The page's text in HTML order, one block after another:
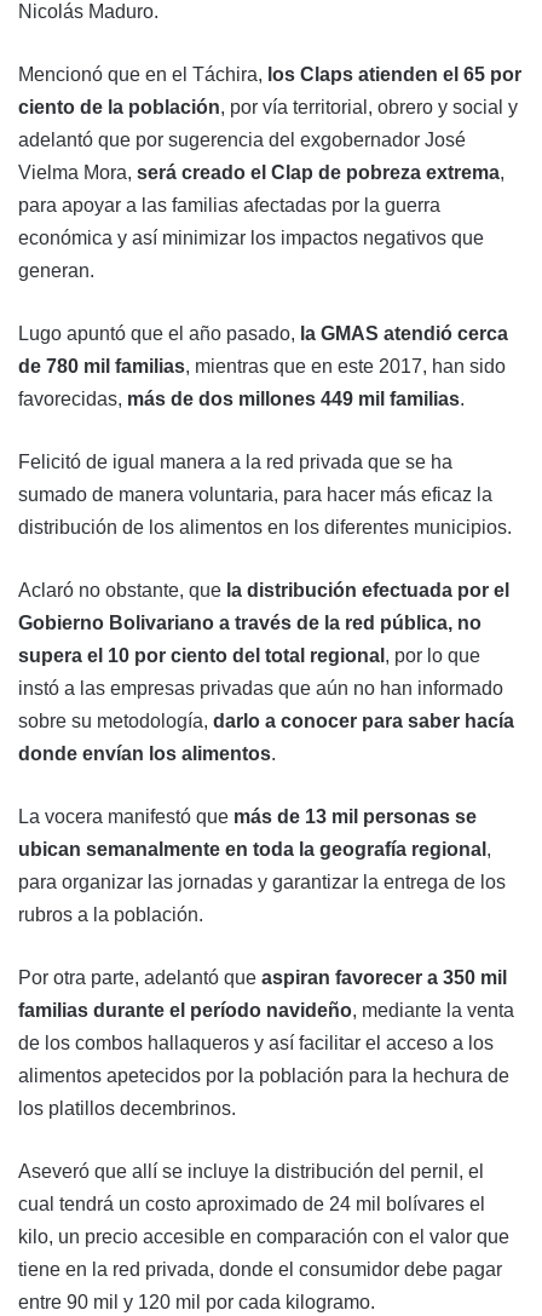
Nicolás Maduro.
Mencionó que en el Táchira, los Claps atienden el 65 por
ciento de la población, por vía territorial, obrero y social y
adelantó que por sugerencia del exgobernador José
Vielma Mora, será creado el Clap de pobreza extrema,
para apoyar a las familias afectadas por la guerra
económica y así minimizar los impactos negativos que
generan.
Lugo apuntó que el año pasado, la GMAS atendió cerca
de 780 mil familias, mientras que en este 2017, han sido
favorecidas, más de dos millones 449 mil familias.
Felicitó de igual manera a la red privada que se ha
sumado de manera voluntaria, para hacer más eficaz la
distribución de los alimentos en los diferentes municipios.
Aclaró no obstante, que la distribución efectuada por el
Gobierno Bolivariano a través de la red pública, no
supera el 10 por ciento del total regional , por lo que
instó a las empresas privadas que aún no han informado
sobre su metodología, darlo a conocer para saber hacía
donde envían los alimentos.
La vocera manifestó que más de 13 mil personas se
ubican semanalmente en toda la geografía regional ,
para organizar las jornadas y garantizar la entrega de los
rubros a la población.
Por otra parte, adelantó que aspiran favorecer a 350 mil
familias durante el período navideño, mediante la venta
de los combos hallaqueros y así facilitar el acceso a los
alimentos apetecidos por la población para la hechura de
los platillos decembrinos.
Aseveró que allí se incluye la distribución del pernil, el
cual tendrá un costo aproximado de 24 mil bolívares el
kilo, un precio accesible en comparación con el valor que
tiene en la red privada, donde el consumidor debe pagar
entre 90 mil y 120 mil por cada kilogramo.